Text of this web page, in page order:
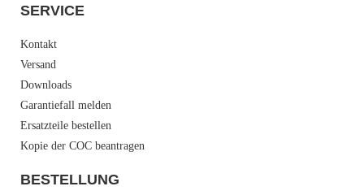
SERVICE
Kontakt
Versand
Downloads
Garantiefall melden
Ersatzteile bestellen
Kopie der COC beantragen
BESTELLUNG